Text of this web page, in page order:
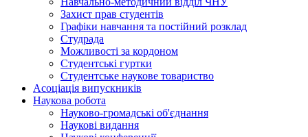
Захист прав студентів
Графіки навчання та постійний розклад
Студрада
Можливості за кордоном
Студентські гуртки
Студентське наукове товариство
Асоціація випускників
Наукова робота
Науково-громадські об'єднання
Наукові видання